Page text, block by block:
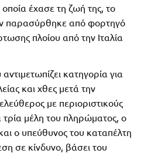
έχασε τη ζωή της, το
παρασύρθηκε από φορτηγό
πλοίου από την Ιταλία
κατηγορία για
και χθες μετά την
με περιοριστικούς
μέλη του πληρώματος, ο
ο υπεύθυνος του καταπέλτη
σε κίνδυνο, βάσει του